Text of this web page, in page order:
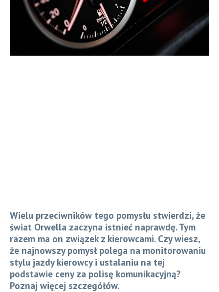
Wielu przeciwników tego pomysłu stwierdzi, że
świat Orwella zaczyna istnieć naprawdę. Tym
razem ma on związek z kierowcami. Czy wiesz,
że najnowszy pomysł polega na monitorowaniu
stylu jazdy kierowcy i ustalaniu na tej
podstawie ceny za polisę komunikacyjną?
Poznaj więcej szczegółów.